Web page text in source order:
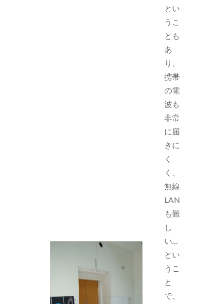
とい
うこ
とも
あ
り、
携帯
の電
波も
非常
に届
きに
く
く、
無線
LAN
も難
し
い…
とい
うこ
と
で、